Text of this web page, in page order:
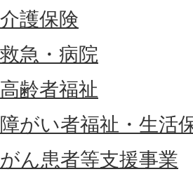
介護保険
救急・病院
高齢者福祉
障がい者福祉・生活
がん患者等支援事業